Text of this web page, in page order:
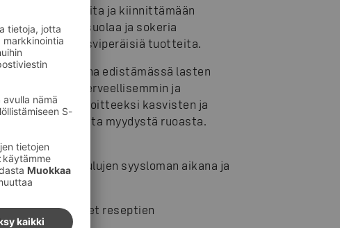
tuotteita ja kiinnittämään
käytetään suolaa ja sokeria
suositaan kasviperäisiä tuotteita.
olla mukana edistämässä lasten
syömään yhä terveellisemmin ja
asettaa tavoitteeksi kasvisten ja
kaikesta myydystä ruoasta.
vaikkapa koulujen syysloman aikana ja
assakokki
osallistuneet reseptien